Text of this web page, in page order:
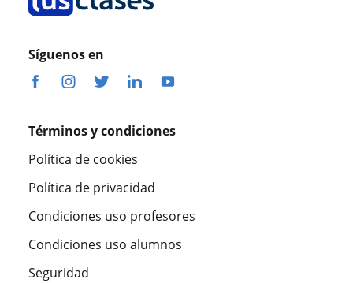
Síguenos en
Términos y condiciones
Política de cookies
Política de privacidad
Condiciones uso profesores
Condiciones uso alumnos
Seguridad